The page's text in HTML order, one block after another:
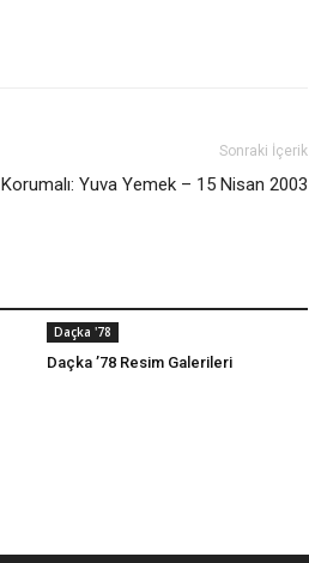
Sonraki İçerik
Korumalı: Yuva Yemek – 15 Nisan 2003
Daçka '78
Daçka ’78 Resim Galerileri